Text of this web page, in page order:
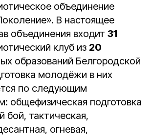
объединение
В настоящее
объединения входит 31
клуб из 20
образований Белгородской
молодёжи в них
по следующим
общефизическая подготовка
бой, тактическая,
огневая,